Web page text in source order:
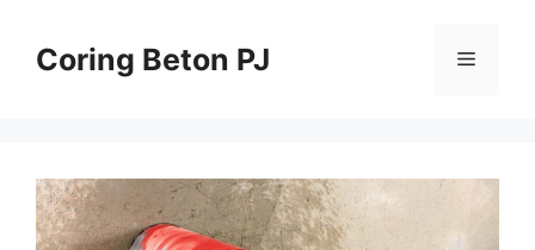
contentCoring Beton PJ Menu